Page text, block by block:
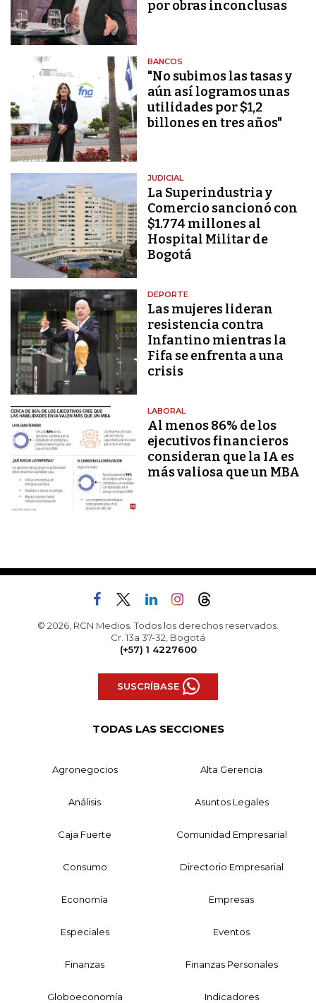
por obras inconclusas
BANCOS
"No subimos las tasas y
aún así logramos unas
utilidades por $1,2
billones en tres años"
JUDICIAL
La Superindustria y
Comercio sancionó con
$1.774 millones al
Hospital Militar de
Bogotá
DEPORTE
Las mujeres lideran
resistencia contra
Infantino mientras la
Fifa se enfrenta a una
crisis
LABORAL
Al menos 86% de los
ejecutivos financieros
consideran que la IA es
más valiosa que un MBA
© 2026, RCN Medios. Todos los derechos reservados.
Cr. 13a 37-32, Bogotá
(+57) 1 4227600
SUSCRÍBASE
TODAS LAS SECCIONES
Agronegocios Alta Gerencia
Análisis Asuntos Legales
Caja Fuerte Comunidad Empresarial
Consumo Directorio Empresarial
Economía Empresas
Especiales Eventos
Finanzas Finanzas Personales
Globoeconomía Indicadores